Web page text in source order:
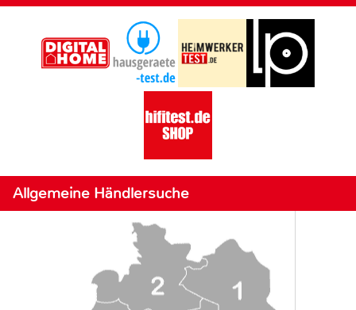
Allgemeine Händlersuche